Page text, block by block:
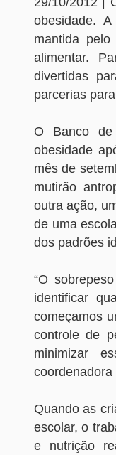
obesidade.
mantida
alimentar.
divertidas
parcerias
O Banco
obesidade
mês de
mutirão
outra ação,
de uma
dos padrões
“O
identificar
começamos
controle de
minimizar
Quando as
escolar, o
e nutrição